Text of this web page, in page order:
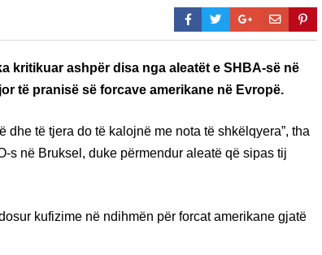
kritikuar ashpër disa nga aleatët e SHBA-së në
të pranisë së forcave amerikane në Evropë.
të tjera do të kalojnë me nota të shkëlqyera”, tha
s në Bruksel, duke përmendur aleatë që sipas tij
kufizime në ndihmën për forcat amerikane gjatë